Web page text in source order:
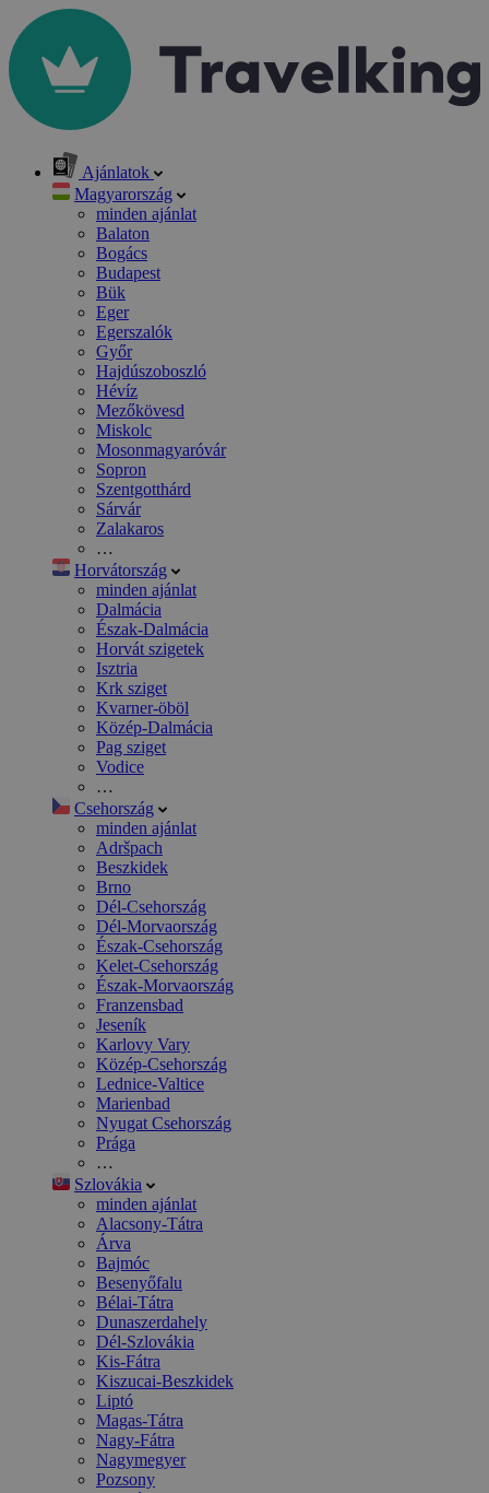
Ajánlatok
Magyarország
minden ajánlat
Balaton
Bogács
Budapest
Bük
Eger
Egerszalók
Győr
Hajdúszoboszló
Hévíz
Mezőkövesd
Miskolc
Mosonmagyaróvár
Sopron
Szentgotthárd
Sárvár
Zalakaros
…
Horvátország
minden ajánlat
Dalmácia
Észak-Dalmácia
Horvát szigetek
Isztria
Krk sziget
Kvarner-öböl
Közép-Dalmácia
Pag sziget
Vodice
…
Csehország
minden ajánlat
Adršpach
Beszkidek
Brno
Dél-Csehország
Dél-Morvaország
Észak-Csehország
Kelet-Csehország
Észak-Morvaország
Franzensbad
Jeseník
Karlovy Vary
Közép-Csehország
Lednice-Valtice
Marienbad
Nyugat Csehország
Prága
…
Szlovákia
minden ajánlat
Alacsony-Tátra
Árva
Bajmóc
Besenyőfalu
Bélai-Tátra
Dunaszerdahely
Dél-Szlovákia
Kis-Fátra
Kiszucai-Beszkidek
Liptó
Magas-Tátra
Nagy-Fátra
Nagymegyer
Pozsony